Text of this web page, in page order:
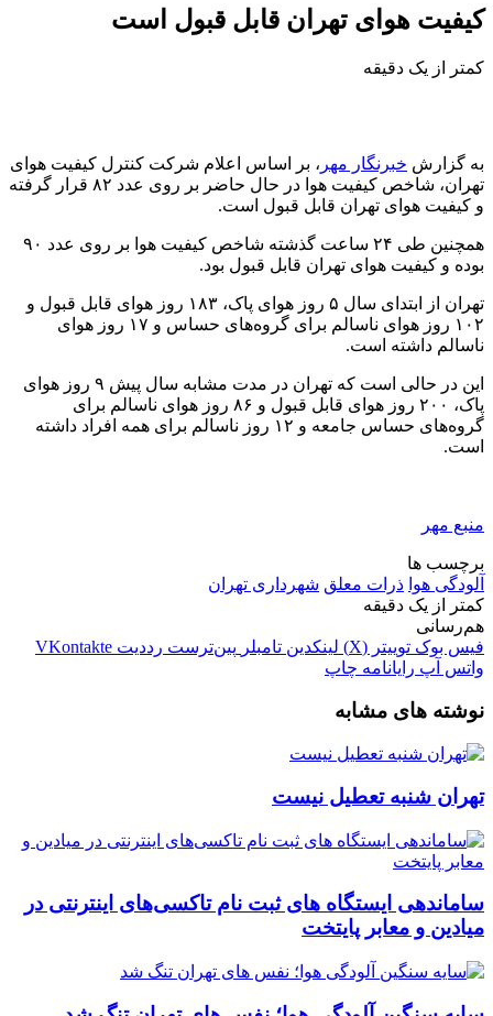
کیفیت هوای تهران قابل قبول است
کمتر از یک دقیقه
به گزارش خبرنگار مهر ، بر اساس اعلام شرکت کنترل کیفیت هوای
تهران، شاخص کیفیت هوا در حال حاضر بر روی عدد ۸۲ قرار گرفته
و کیفیت هوای تهران قابل قبول است.
همچنین طی ۲۴ ساعت گذشته شاخص کیفیت هوا بر روی عدد ۹۰
بوده و کیفیت هوای تهران قابل قبول بود.
تهران از ابتدای سال ۵ روز هوای پاک، ۱۸۳ روز هوای قابل قبول و
۱۰۲ روز هوای ناسالم برای گروه‌های حساس و ۱۷ روز هوای
ناسالم داشته است.
این در حالی است که تهران در مدت مشابه سال پیش ۹ روز هوای
پاک، ۲۰۰ روز هوای قابل قبول و ۸۶ روز هوای ناسالم برای
گروه‌های حساس جامعه و ۱۲ روز ناسالم برای همه افراد داشته
است.
منبع مهر
برچسب ها
آلودگی هوا ذرات معلق شهرداری تهران
کمتر از یک دقیقه
هم‌رسانی
فیس بوک توییتر (X) لینکدین ‫تامبلر ‫پین‌ترست ‫رددیت ‫VKontakte
واتس آپ رایانامه چاپ
نوشته های مشابه
تهران شنبه تعطیل نیست
ساماندهی ایستگاه های ثبت نام تاکسی‌های اینترنتی در
میادین و معابر پایتخت